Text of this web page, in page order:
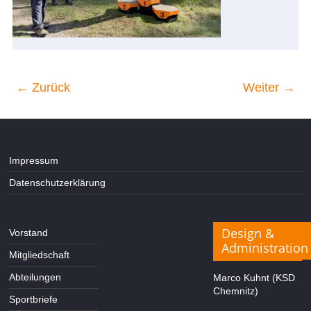
← Zurück Weiter →
Impressum
Datenschutzerklärung
Vorstand
Mitgliedschaft
Abteilungen
Sportbriefe
Design &
Administration
Marco Kuhnt (KSD
Chemnitz)